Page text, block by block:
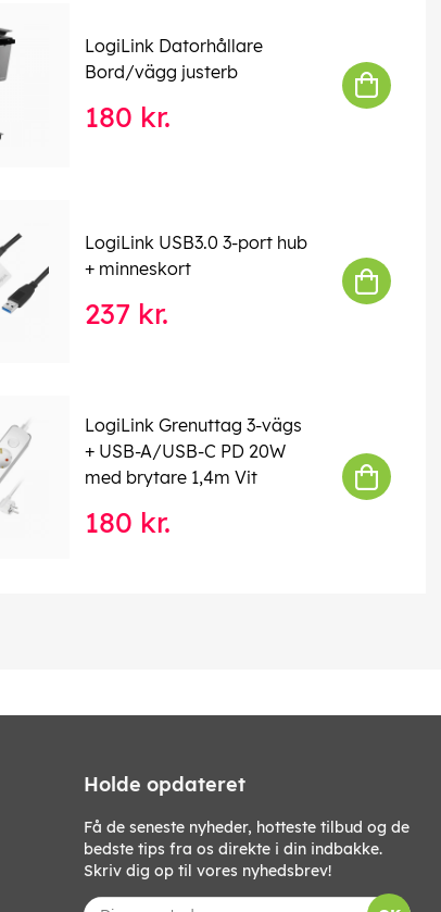
LogiLink Datorhållare
Bord/vägg justerb
180 kr.
LogiLink USB3.0 3-port hub
+ minneskort
237 kr.
LogiLink Grenuttag 3-vägs
+ USB-A/USB-C PD 20W
med brytare 1,4m Vit
180 kr.
Holde opdateret
Få de seneste nyheder, hotteste tilbud og de
bedste tips fra os direkte i din indbakke.
Skriv dig op til vores nyhedsbrev!